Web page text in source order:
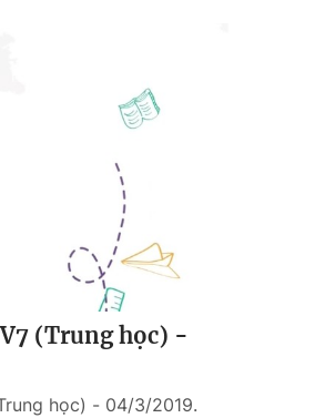
(Trung học) -
học) - 04/3/2019.